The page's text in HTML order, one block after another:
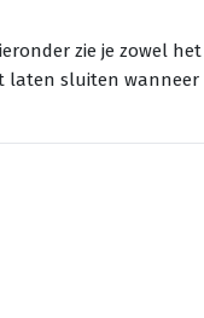
zie je zowel
laten sluiten